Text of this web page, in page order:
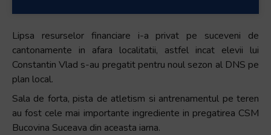
Lipsa resurselor financiare i-a privat pe suceveni de
cantonamente in afara localitatii, astfel incat elevii lui
Constantin Vlad s-au pregatit pentru noul sezon al DNS pe
plan local.
Sala de forta, pista de atletism si antrenamentul pe teren
au fost cele mai importante ingrediente in pregatirea CSM
Bucovina Suceava din aceasta iarna.